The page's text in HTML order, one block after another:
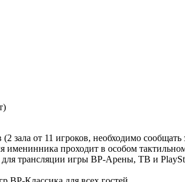
(2 зала от 11 игроков, необходимо
проходит в особом
трансляции игры ВР-Арены, ТВ и